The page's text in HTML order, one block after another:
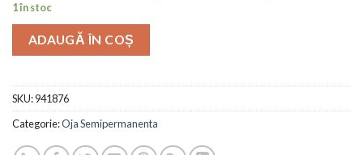
1 în stoc
ADAUGĂ ÎN COȘ
SKU:941876
Categorie:Oja Semipermanenta